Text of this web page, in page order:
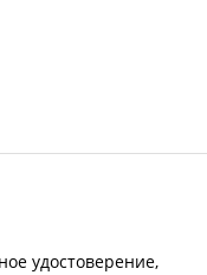
удостоверение,